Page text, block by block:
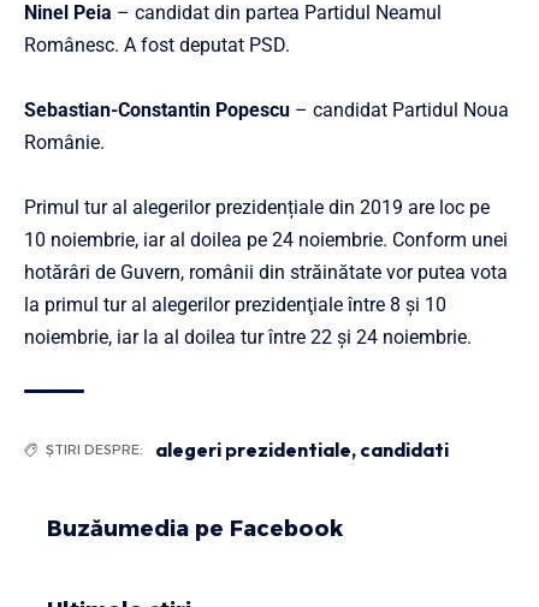
Ninel Peia – candidat din partea Partidul Neamul
Românesc. A fost deputat PSD.
Sebastian-Constantin Popescu – candidat Partidul Noua
Românie.
Primul tur al alegerilor prezidențiale din 2019 are loc pe
10 noiembrie, iar al doilea pe 24 noiembrie. Conform unei
hotărâri de Guvern, românii din străinătate vor putea vota
la primul tur al alegerilor prezidenţiale între 8 şi 10
noiembrie, iar la al doilea tur între 22 şi 24 noiembrie.
ȘTIRI DESPRE: alegeri prezidentiale, candidati
Buzăumedia pe Facebook